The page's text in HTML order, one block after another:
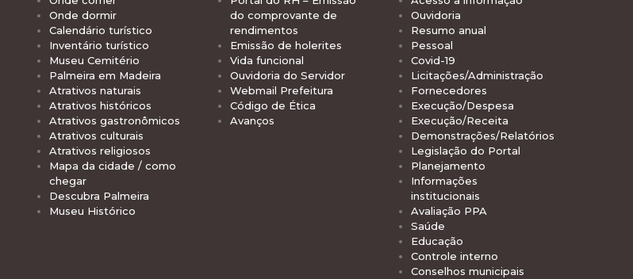
Onde dormir
Calendário turístico
Inventário turístico
Museu Cemitério
Palmeira em Madeira
Atrativos naturais
Atrativos históricos
Atrativos gastronômicos
Atrativos culturais
Atrativos religiosos
Mapa da cidade / como
chegar
Descubra Palmeira
Museu Histórico
do comprovante de
rendimentos
Emissão de holerites
Vida funcional
Ouvidoria do Servidor
Webmail Prefeitura
Código de Ética
Avanços
Ouvidoria
Resumo anual
Pessoal
Covid-19
Licitações/Administração
Fornecedores
Execução/Despesa
Execução/Receita
Demonstrações/Relatórios
Legislação do Portal
Planejamento
Informações
institucionais
Avaliação PPA
Saúde
Educação
Controle interno
Conselhos municipais